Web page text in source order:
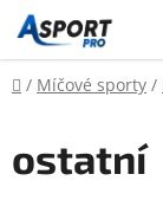
Přejít
na
obsah
Domů
/ Míčové sporty /
ostatní